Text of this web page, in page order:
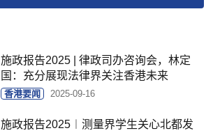
施政报告2025 | 律政司办咨询会，林定
国：充分展现法律界关注香港未来
香港要闻 2025-09-16
施政报告2025︱测量界学生关心北都发